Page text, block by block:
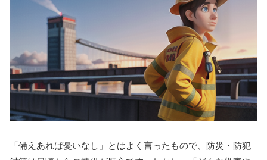
「備えあれば憂いなし」とはよく言ったもので、防災・防犯